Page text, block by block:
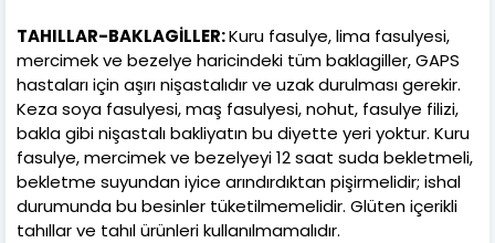
TAHILLAR-BAKLAGİLLER:Kuru fasulye, lima fasulyesi,
mercimek ve bezelye haricindeki tüm baklagiller, GAPS
hastaları için aşırı nişastalıdır ve uzak durulması gerekir.
Keza soya fasulyesi, maş fasulyesi, nohut, fasulye filizi,
bakla gibi nişastalı bakliyatın bu diyette yeri yoktur. Kuru
fasulye, mercimek ve bezelyeyi 12 saat suda bekletmeli,
bekletme suyundan iyice arındırdıktan pişirmelidir; ishal
durumunda bu besinler tüketilmemelidir. Glüten içerikli
tahıllar ve tahıl ürünleri kullanılmamalıdır.